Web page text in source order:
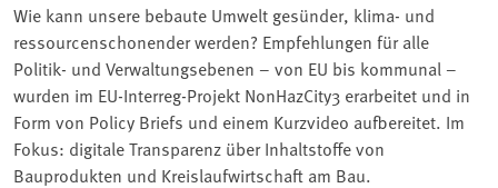
Wie kann unsere bebaute Umwelt gesünder, klima- und
ressourcenschonender werden? Empfehlungen für alle
Politik- und Verwaltungsebenen – von EU bis kommunal –
wurden im EU-Interreg-Projekt NonHazCity3 erarbeitet und in
Form von Policy Briefs und einem Kurzvideo aufbereitet. Im
Fokus: digitale Transparenz über Inhaltstoffe von
Bauprodukten und Kreislaufwirtschaft am Bau.